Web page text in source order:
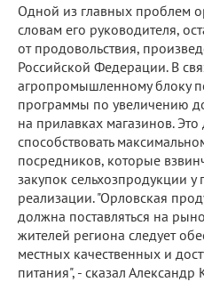
Одной из главных проблем
словам его руководителя,
от продовольствия,
Российской Федерации. В
агропромышленному блоку
программы по увеличению
на прилавках магазинов.
способствовать
посредников, которые
закупок сельхозпродукции
реализации. "Орловская
должна поставляться на
жителей региона следует
местных качественных и
питания", - сказал Александр